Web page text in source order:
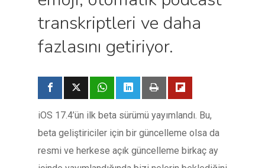
transkriptleri ve daha
fazlasını getiriyor.
iOS 17.4’ün ilk beta sürümü yayımlandı. Bu,
beta geliştiriciler için bir güncelleme olsa da
resmi ve herkese açık güncelleme birkaç ay